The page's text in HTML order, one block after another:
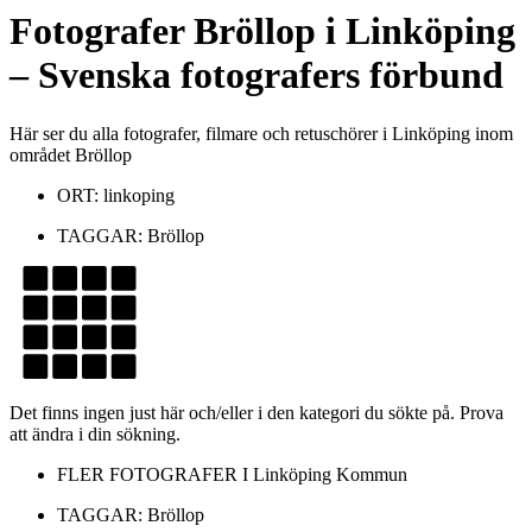
FotograferBröllop i Linköping
– Svenska fotografers förbund
Här ser du alla fotografer, filmare och retuschörer i Linköping inom
området Bröllop
ORT: linkoping
TAGGAR: Bröllop
Det finns ingen just här och/eller i den kategori du sökte på. Prova
att ändra i din sökning.
FLER FOTOGRAFER I Linköping Kommun
TAGGAR: Bröllop